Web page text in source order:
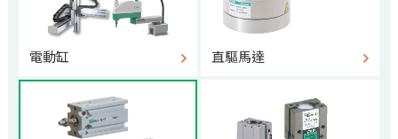
電動缸 直驅馬達